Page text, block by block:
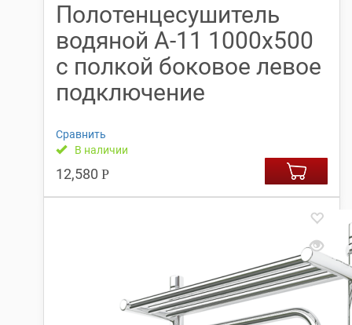
Полотенцесушитель
водяной А-11 1000х500
с полкой боковое левое
подключение
Сравнить
В наличии
12,580 Р